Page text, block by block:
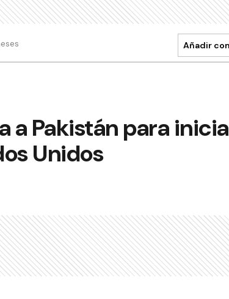
Añadir
a Pakistán para
Unidos